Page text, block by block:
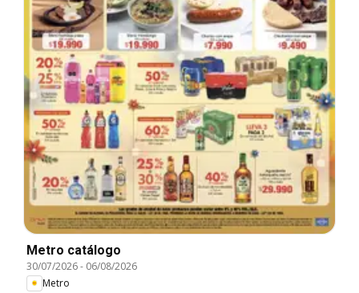
Metro catálogo
30/07/2026- 06/08/2026
Metro